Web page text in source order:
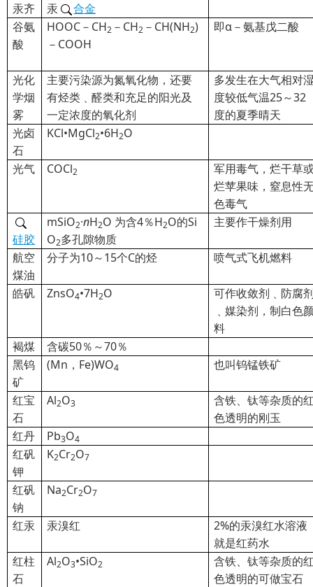
汞齐 汞
合金
谷氨
酸
HOOC－CH2 －CH2 －CH(NH2)
－COOH
即α－氨基戊二酸
光化
学烟
雾
主要污染源为氮氧化物，还要
有烃类﹑醛类和充足的阳光及
一定浓度的氧化剂
多发生在大气相对
度较低气温25～32
度的夏季晴天
光卤
石
KCl•MgCl2•6H2O
光气 COCl2
军用毒气，烂干草
烂苹果味，窒息性
色毒气
硅胶
mSiO2·nH2O 为含4％H2O的Si
O2多孔隙物质
主要作干燥剂用
航空
煤油
分子为10～15个C的烃 喷气式飞机燃料
皓矾 ZnsO4•7H2O
可作收敛剂﹑防腐
﹑媒染剂，制白色
料
褐煤
含碳50％～70％
黑钨
矿
(Mn，Fe)WO4 也叫钨锰铁矿
红宝
石
Al2O3
含铁、钛等杂质的
色透明的刚玉
红丹
Pb3O4
红矾
钾
K2Cr2O7
红矾
钠
Na2Cr2O7
红汞 汞溴红 2%的汞溴红水溶液
就是红药水
红柱
石
Al2O3•SiO2
含铁、钛等杂质的
色透明的可做宝石